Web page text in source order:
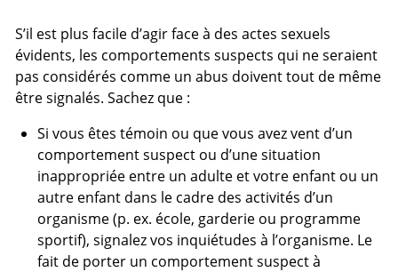
S’il est plus facile d’agir face à des actes sexuels
évidents, les comportements suspects qui ne seraient
pas considérés comme un abus doivent tout de même
être signalés. Sachez que :
Si vous êtes témoin ou que vous avez vent d’un
comportement suspect ou d’une situation
inappropriée entre un adulte et votre enfant ou un
autre enfant dans le cadre des activités d’un
organisme (p. ex. école, garderie ou programme
sportif), signalez vos inquiétudes à l’organisme. Le
fait de porter un comportement suspect à